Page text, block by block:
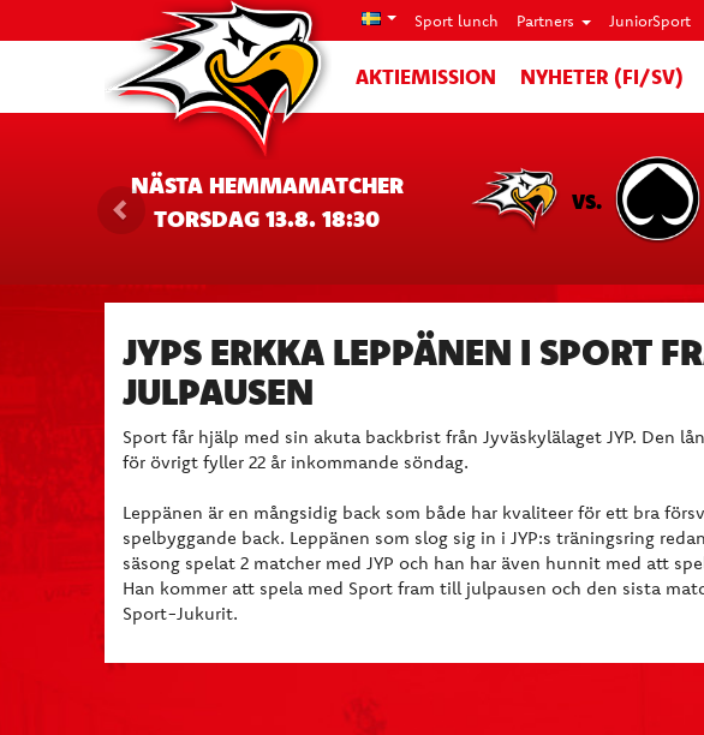
Sport lunch Partners JuniorSport
AKTIEMISSION NYHETER (FI/SV)
NÄSTA HEMMAMATCHER
TORSDAG 13.8. 18:30
VS.
JYPS ERKKA LEPPÄNEN I SPORT
JULPAUSEN
Sport får hjälp med sin akuta backbrist från Jyväskylälaget JYP. Den
för övrigt fyller 22 år inkommande söndag.
Leppänen är en mångsidig back som både har kvaliteer för ett bra
spelbyggande back. Leppänen som slog sig in i JYP:s träningsring
säsong spelat 2 matcher med JYP och han har även hunnit med att
Han kommer att spela med Sport fram till julpausen och den sista
Sport-Jukurit.